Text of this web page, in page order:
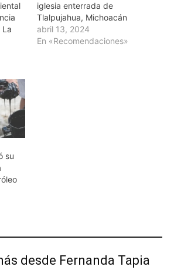
iglesia enterrada de
Tlalpujahua, Michoacán
abril 13, 2024
En «Recomendaciones»
su
desde Fernanda Tapia